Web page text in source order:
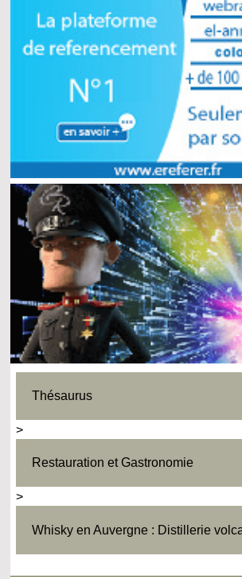
Thésaurus
>
Restauration et Gastronomie
>
Whisky en Auvergne : Distillerie